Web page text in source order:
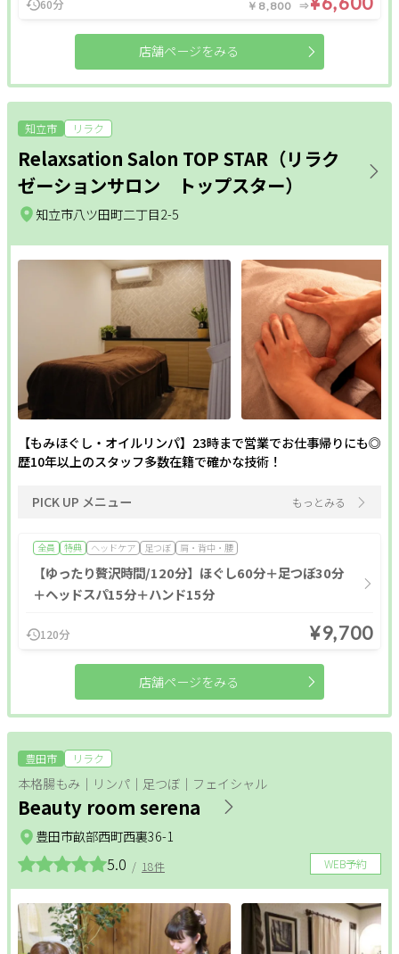
60分 ￥8,800
店舗ページをみる
知立市 リラク
Relaxsation Salon TOP STAR（リラク
ゼーションサロン トップスター）
知立市八ツ田町二丁目2-5
【もみほぐし・オイルリンパ】23時まで営業でお仕事帰りにも◎
歴10年以上のスタッフ多数在籍で確かな技術！
PICK UP メニュー もっとみる
全員 特典 ヘッドケア 足つぼ 肩・背中・腰
【ゆったり贅沢時間/120分】ほぐし60分＋足つぼ30分
＋ヘッドスパ15分＋ハンド15分
120分 ¥9,700
店舗ページをみる
豊田市 リラク
本格腸もみ｜リンパ｜足つぼ｜フェイシャル
Beauty room serena
WEB予約
5.0 / 18件
豊田市畝部西町西裏36-1